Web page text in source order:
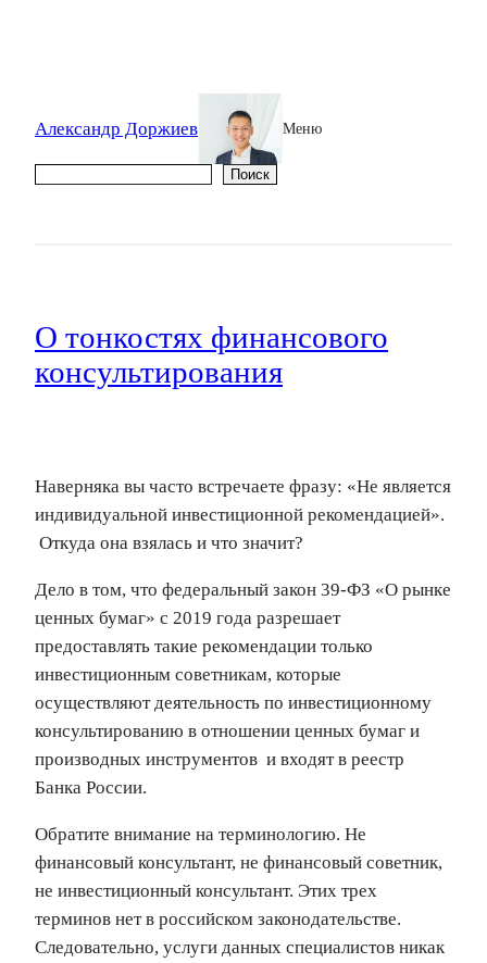
Александр Доржиев Меню
Поиск
О тонкостях финансового
консультирования
Наверняка вы часто встречаете фразу: «Не является
индивидуальной инвестиционной рекомендацией».
Откуда она взялась и что значит?
Дело в том, что федеральный закон 39-ФЗ «О рынке
ценных бумаг» с 2019 года разрешает
предоставлять такие рекомендации только
инвестиционным советникам, которые
осуществляют деятельность по инвестиционному
консультированию в отношении ценных бумаг и
производных инструментов и входят в реестр
Банка России.
Обратите внимание на терминологию. Не
финансовый консультант, не финансовый советник,
не инвестиционный консультант. Этих трех
терминов нет в российском законодательстве.
Следовательно, услуги данных специалистов никак